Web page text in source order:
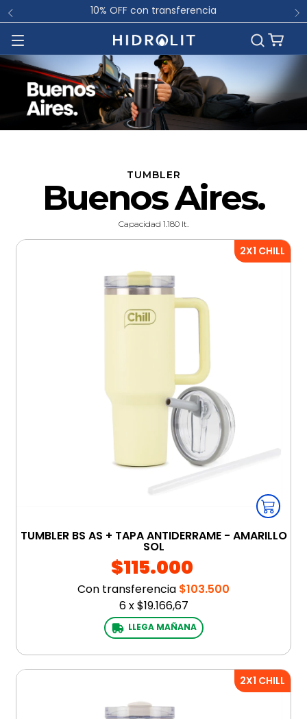
10% OFF con transferencia
TUMBLER
Buenos Aires.
Capacidad 1.180 lt.
2X1 CHILL
TUMBLER BS AS + TAPA ANTIDERRAME - AMARILLO
SOL
$115.000
Con transferencia $103.500
6x$19.166,67
LLEGA MAÑANA
2X1 CHILL